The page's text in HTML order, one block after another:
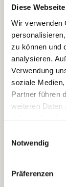
Diese
Wir verwenden
zu können und
analysieren.
Verwendung
soziale
Partner führen
weiteren Daten
haben oder die
Notwendig
Präferenzen